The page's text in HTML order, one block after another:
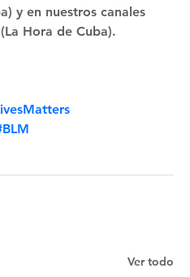
y en nuestros canales
Hora de Cuba).
Ver todo